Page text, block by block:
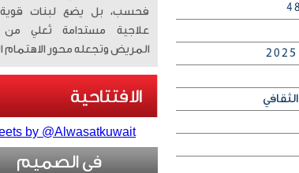
فحسب، بل يضع لبنات قوية
علاجية مستدامة تُعلي
المريض وتجعله محور الاهتمام
by @Alwasatkuwait
في الصميم